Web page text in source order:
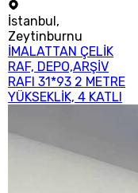
İstanbul ,
Zeytinburnu
İMALATTAN ÇELİK
RAF, DEPO,ARŞİV
RAFI 31*93 2 METRE
YÜKSEKLİK, 4 KATLI